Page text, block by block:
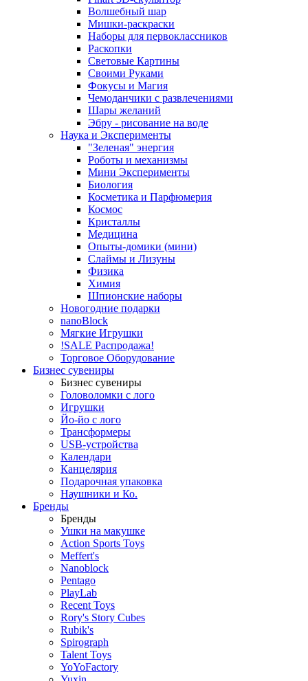
Волшебный шар
Мишки-раскраски
Наборы для первоклассников
Раскопки
Световые Картины
Своими Руками
Фокусы и Магия
Чемоданчики с развлечениями
Шары желаний
Эбру - рисование на воде
Наука и Эксперименты
"Зеленая" энергия
Роботы и механизмы
Мини Эксперименты
Биология
Косметика и Парфюмерия
Космос
Кристаллы
Медицина
Опыты-домики (мини)
Слаймы и Лизуны
Физика
Химия
Шпионские наборы
Новогодние подарки
nanoBlock
Мягкие Игрушки
!SALE Распродажа!
Торговое Оборудование
Бизнес сувениры
Бизнес сувениры
Головоломки с лого
Игрушки
Йо-йо с лого
Трансформеры
USB-устройства
Календари
Канцелярия
Подарочная упаковка
Наушники и Ко.
Бренды
Бренды
Ушки на макушке
Action Sports Toys
Meffert's
Nanoblock
Pentago
PlayLab
Recent Toys
Rory's Story Cubes
Rubik's
Spirograph
Talent Toys
YoYoFactory